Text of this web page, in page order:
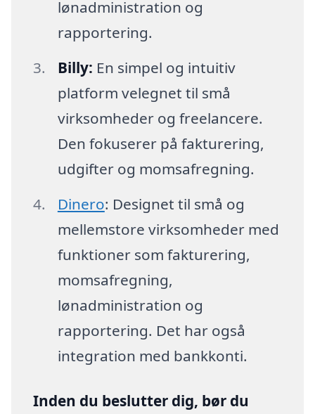
lønadministration og
rapportering.
Billy: En simpel og intuitiv
platform velegnet til små
virksomheder og freelancere.
Den fokuserer på fakturering,
udgifter og momsafregning.
Dinero: Designet til små og
mellemstore virksomheder med
funktioner som fakturering,
momsafregning,
lønadministration og
rapportering. Det har også
integration med bankkonti.
Inden du beslutter dig, bør du